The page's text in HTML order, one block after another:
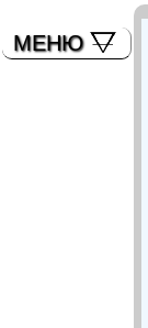
МЕНЮ